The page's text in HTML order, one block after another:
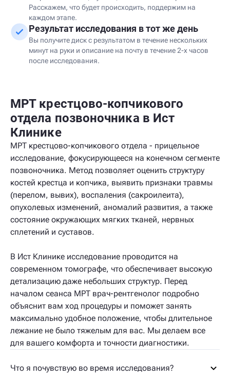
Расскажем, что будет происходить, поддержим на
каждом этапе.
Результат исследования в тот же день
Вы получите диск с результатом в течение нескольких
минут на руки и описание на почту в течение 2-х часов
после исследования.
МРТ крестцово-копчикового
отдела позвоночника в Ист
Клинике
МРТ крестцово-копчикового отдела - прицельное
исследование, фокусирующееся на конечном сегменте
позвоночника. Метод позволяет оценить структуру
костей крестца и копчика, выявить признаки травмы
(перелом, вывих), воспаления (сакроилеита),
опухолевых изменений, аномалий развития, а также
состояние окружающих мягких тканей, нервных
сплетений и суставов.
В Ист Клинике исследование проводится на
современном томографе, что обеспечивает высокую
детализацию даже небольших структур. Перед
началом сеанса МРТ врач-рентгенолог подробно
объяснит вам ход процедуры и поможет занять
максимально удобное положение, чтобы длительное
лежание не было тяжелым для вас. Мы делаем все
для вашего комфорта и точности диагностики.
Что я почувствую во время исследования?